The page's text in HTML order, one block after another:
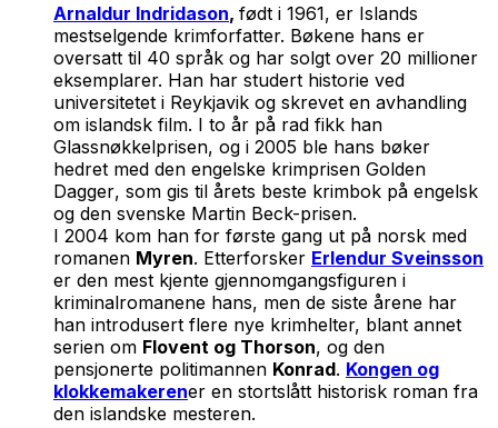
Arnaldur Indridason, født i 1961, er Islands
mestselgende krimforfatter. Bøkene hans er
oversatt til 40 språk og har solgt over 20 millioner
eksemplarer. Han har studert historie ved
universitetet i Reykjavik og skrevet en avhandling
om islandsk film. I to år på rad fikk han
Glassnøkkelprisen, og i 2005 ble hans bøker
hedret med den engelske krimprisen Golden
Dagger, som gis til årets beste krimbok på engelsk
og den svenske Martin Beck-prisen.
I 2004 kom han for første gang ut på norsk med
romanen Myren. Etterforsker Erlendur Sveinsson
er den mest kjente gjennomgangsfiguren i
kriminalromanene hans, men de siste årene har
han introdusert flere nye krimhelter, blant annet
serien om Flovent og Thorson, og den
pensjonerte politimannen Konrad. Kongen og
klokkemakerener en stortslått historisk roman fra
den islandske mesteren.